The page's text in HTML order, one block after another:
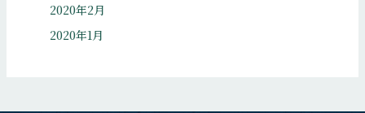
2020年2月
2020年1月